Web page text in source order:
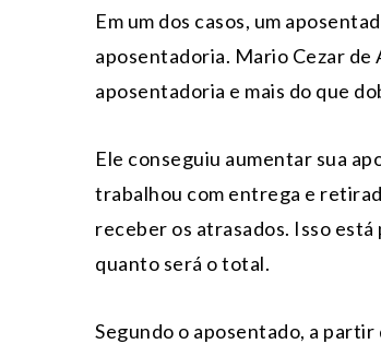
Em um dos casos, um
aposentadoria. Mario Cezar de
aposentadoria e mais do que
Ele conseguiu aumentar sua
trabalhou com entrega e
receber os atrasados. Isso está
quanto será o total.
Segundo o aposentado, a partir